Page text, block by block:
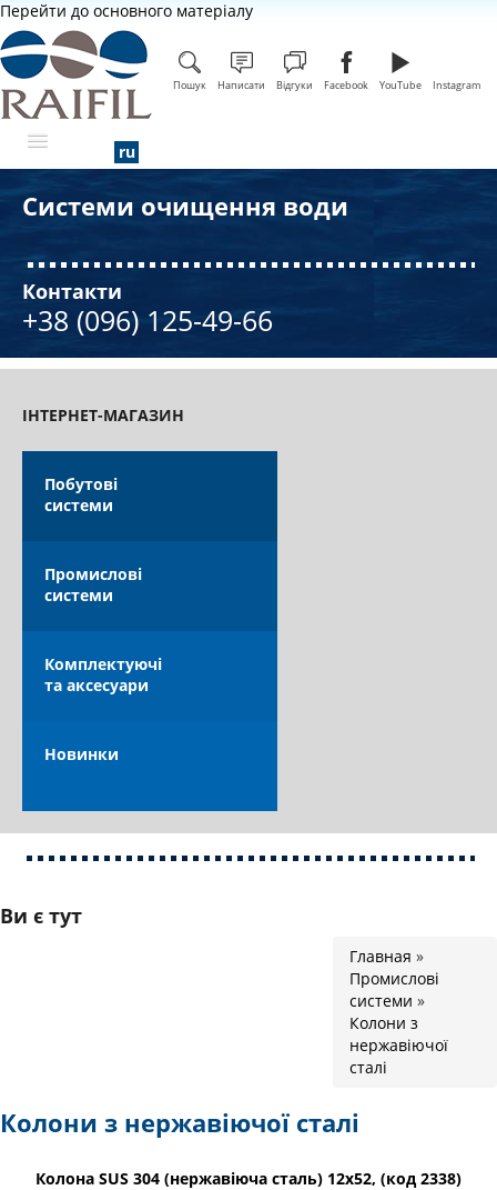
Перейти до основного матеріалу
Пошук Написати Відгуки Facebook YouTube Instagram
ПРО КОМПАНІЮ
ОПЛАТА ТА ДОСТАВКА
Системи очищення води
Контакти
+38 (096) 125-49-66
ІНТЕРНЕТ-МАГАЗИН
Побутові
системи
Промислові
системи
Комплектуючі
та аксесуари
Новинки
Ви є тут
Главная »
Промислові
системи »
Колони з
нержавіючої
сталі
Колони з нержавіючої сталі
Колона SUS 304 (нержавіюча сталь) 12x52, (код 2338)